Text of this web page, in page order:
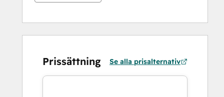
Prissättning Se alla prisalternativ